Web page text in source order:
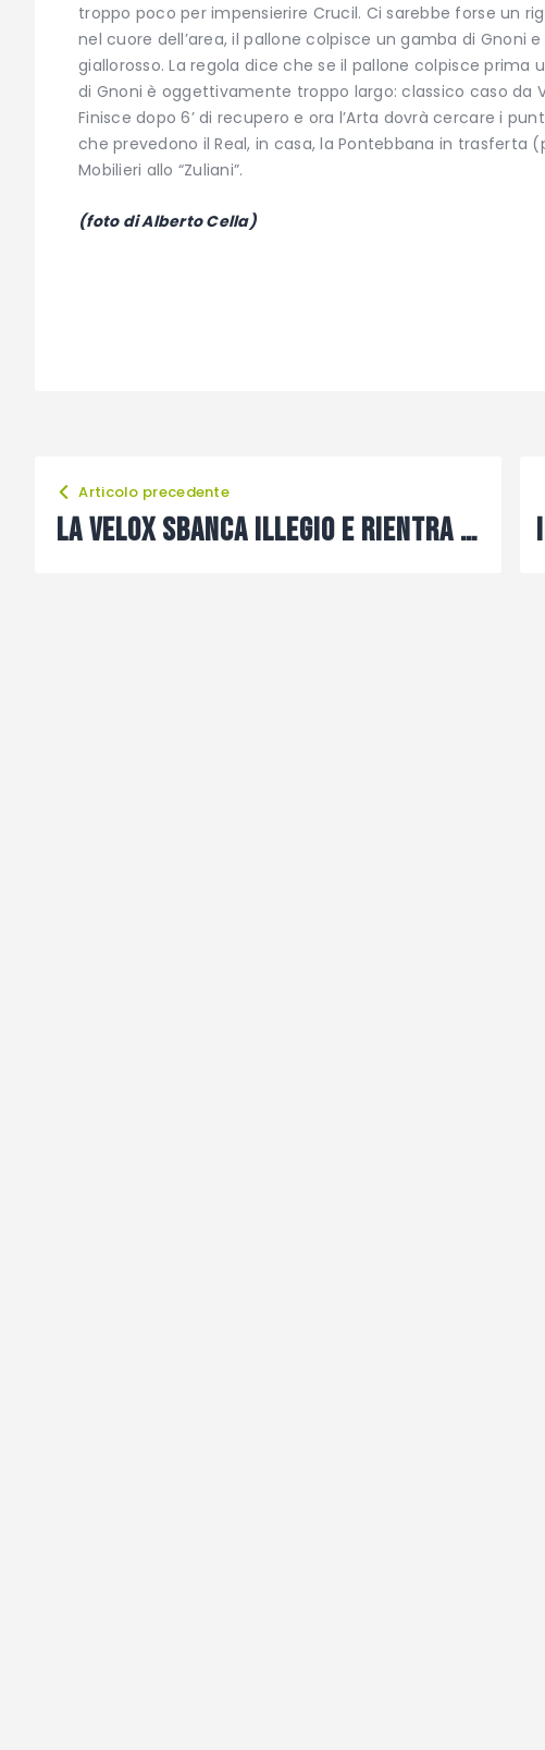
troppo poco per impensierire Crucil. Ci sarebbe forse un
nel cuore dell’area, il pallone colpisce un gamba di Gnoni
giallorosso. La regola dice che se il pallone colpisce prima
di Gnoni è oggettivamente troppo largo: classico caso da
Finisce dopo 6’ di recupero e ora l’Arta dovrà cercare i
che prevedono il Real, in casa, la Pontebbana in
Mobilieri allo “Zuliani”.
(foto di Alberto Cella)
Articolo precedente
La Velox sbanca Illegio e rientra in corsa per la salvezza